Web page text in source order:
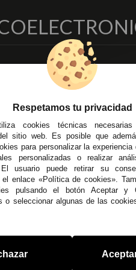
Écija - Sevilla
Av. Plaza de
Córdoba
C/ Ingeniero
Alzira - Valencia
C/ Esplugues,
44
Respetamos tu privacidad
cookies técnicas
sitio web. Es posible que
para personalizar la experiencia
personalizadas o realizar
usuario puede retirar su
enlace «Política de cookies».
pulsando el botón Aceptar y
o seleccionar algunas de las